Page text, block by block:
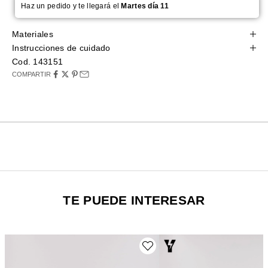
Haz un pedido y te llegará elMartes día 11
Materiales
Instrucciones de cuidado
Cod. 143151
COMPARTIR
TE PUEDE INTERESAR